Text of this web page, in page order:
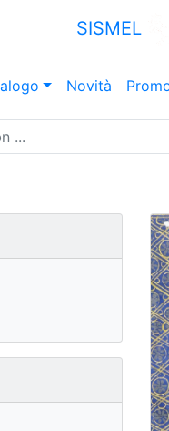
SISMEL
Novità